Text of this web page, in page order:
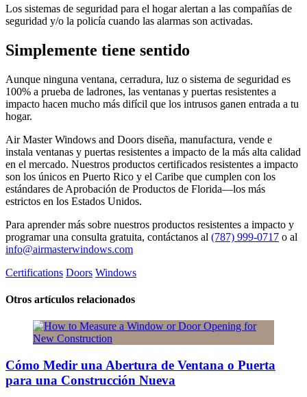
Los sistemas de seguridad para el hogar alertan a las compañías de
seguridad y/o la policía cuando las alarmas son activadas.
Simplemente tiene sentido
Aunque ninguna ventana, cerradura, luz o sistema de seguridad es
100% a prueba de ladrones, las ventanas y puertas resistentes a
impacto hacen mucho más difícil que los intrusos ganen entrada a tu
hogar.
Air Master Windows and Doors diseña, manufactura, vende e
instala ventanas y puertas resistentes a impacto de la más alta calidad
en el mercado. Nuestros productos certificados resistentes a impacto
son los únicos en Puerto Rico y el Caribe que cumplen con los
estándares de Aprobación de Productos de Florida—los más
estrictos en los Estados Unidos.
Para aprender más sobre nuestros productos resistentes a impacto y
programar una consulta gratuita, contáctanos al (787) 999-0717 o al
info@airmasterwindows.com
Certifications Doors Windows
​Otros artículos relacionados
Cómo Medir una Abertura de Ventana o Puerta
para una Construcción Nueva